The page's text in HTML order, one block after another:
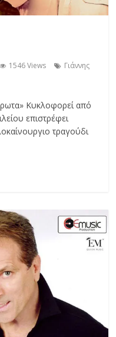
1546 Views
Γιάννης
Κυκλοφορεί από
επιστρέφει
τραγούδι